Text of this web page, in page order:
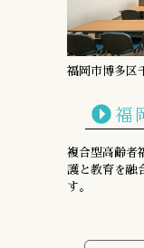
福岡市博多区
福
複合型高齢者
護と教育を融
す。